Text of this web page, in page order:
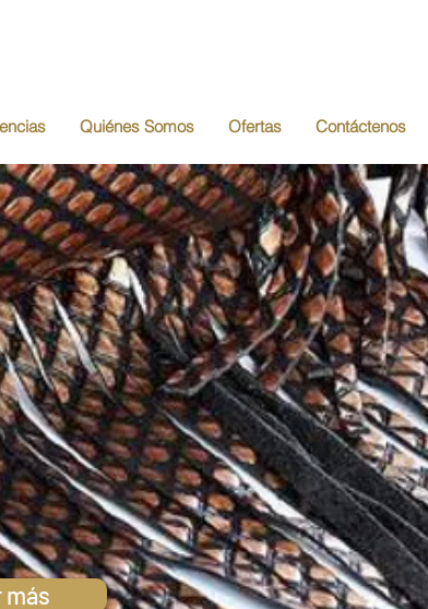
Quiénes Somos Ofertas Contáctenos
Carteras
más